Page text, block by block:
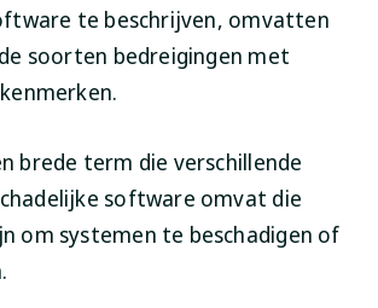
te beschrijven, omvatten
soorten bedreigingen met
brede term die verschillende
software omvat die
om systemen te beschadigen of